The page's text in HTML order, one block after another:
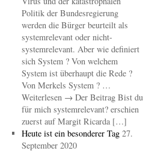
Politik der Bundesregierung
werden die Bürger beurteilt als
systemrelevant oder nicht-
systemrelevant. Aber wie definiert
sich System ? Von welchem
System ist überhaupt die Rede ?
Von Merkels System ? …
Weiterlesen → Der Beitrag Bist du
für mich systemrelevant? erschien
zuerst auf Margit Ricarda […]
Heute ist ein besonderer Tag 27.
September 2020